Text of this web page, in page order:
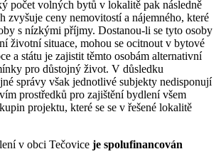
počet volných bytů v lokalitě pak následně
zvyšuje ceny nemovitostí a nájemného, které
s nízkými příjmy. Dostanou-li se tyto osoby
životní situace, mohou se ocitnout v bytové
a státu je zajistit těmto osobám alternativní
pro důstojný život. V důsledku
správy však jednotlivé subjekty nedisponují
prostředků pro zajištění bydlení všem
projektu, které se se v řešené lokalitě
v obci Tečovice je spolufinancován